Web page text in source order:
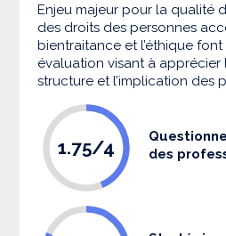
Enjeu majeur pour la qualité
des droits des personnes
bientraitance et l’éthique font
évaluation visant à apprécier
structure et l’implication des
1.75/4
des